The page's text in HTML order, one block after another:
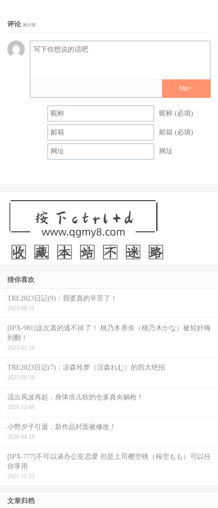
《魔法满屋》女主角米拉贝儿的家设置在南美洲的哥伦比
亚，杰瑞布希说：我们花了很多时间考虑时空背景，所有的
方向最后都指向哥伦比亚，因为它是拉丁美洲的十字路口，
拥有不同的文化、舞蹈和音乐，还有富有历史的建筑。为了
呈现哥伦比亚的美丽，迪士尼除了深入当地考察，还请了文
前。
如同迪士尼和米兰达在哥国拥抱了拉丁文化和魔幻现实主
义，《魔法满屋》女主角米拉贝儿也投入了背离传统的英雄
之旅，她和家族住在山区的魔法房子里，每个人都有神奇的
虽然她不会魔法，在家族里也像个局外人，但她的坚韧最后
却帮助了家族摆脱了魔法的黑暗威胁。
评论 抢沙发
biu~
昵称 (必填)
邮箱 (必填)
网址
猜你喜欢
TRE2023日記(9)：我婆真的辛苦了！
2023-08-11
[IPX-981]这次真的逃不掉了！ 桃乃木香奈（桃乃木かな）被轮奸嗨
到翻！
2023-01-19
TRE2023日记(7)：凉森玲梦（涼森れむ）的四大绝招
2023-08-10
流出风波再起，身体倍儿软的仓多真央躺枪！
2019-12-08
小野夕子引退，新作品封面被修改！
2020-04-19
[IPX-777]不可以谈办公室恋爱 但是上司樱空桃（桜空もも）可以任
你享用
2021-11-13
文章归档